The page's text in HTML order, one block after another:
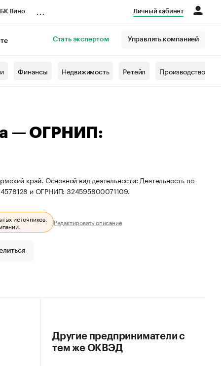
Вино Личный кабинет
Стать экспертом Управлять компанией
Финансы Недвижимость Ретейл Производство
— ОГРНИП:
край. Основной вид деятельности: Деятельность по
и ОГРНИП: 324595800071109.
источников.
Редактировать описание
Другие предприниматели с
тем же ОКВЭД